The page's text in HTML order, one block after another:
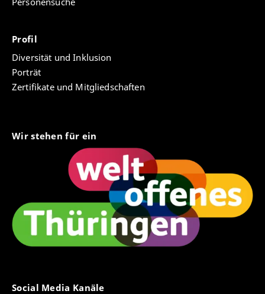
Profil
Diversität und Inklusion
Porträt
Zertifikate und Mitgliedschaften
Wir stehen für ein
Social Media Kanäle